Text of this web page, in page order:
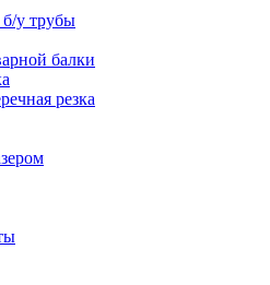
б/у трубы
балки
резка